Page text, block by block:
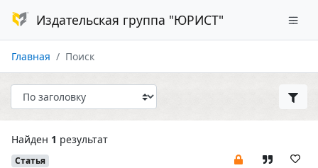
Издательская группа "ЮРИСТ"
Главная Поиск
Найден 1 результат
Статья